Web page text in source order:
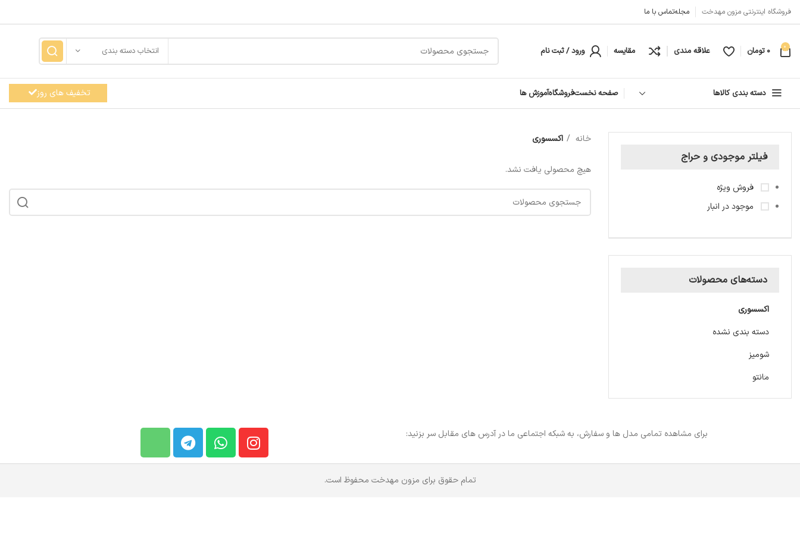
فروشگاه اینترنتی مزون مهدخت مجلهتماس با ما
0
0 تومان علاقه مندی مقایسه ورود / ثبت نام انتخاب دسته بندی
دسته بندی کالاها صفحه نخستفروشگاهآموزش ها تخفیف های روز
فیلتر موجودی و حراج
فروش ویژه
موجود در انبار
دسته‌های محصولات
اکسسوری
دسته بندی نشده
شومیز
مانتو
خانه اکسسوری
هیچ محصولی یافت نشد.
برای مشاهده تمامی مدل ها و سفارش، به شبکه اجتماعی ما در آدرس های مقابل سر بزنید:
تمام حقوق برای مزون مهدخت محفوظ است.